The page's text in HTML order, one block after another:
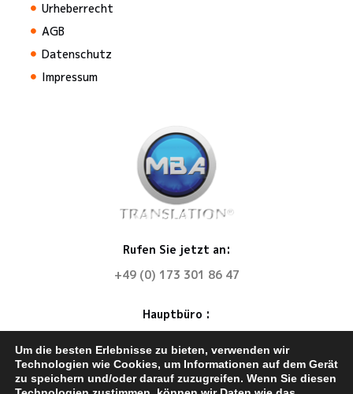
Urheberrecht
AGB
Datenschutz
Impressum
Rufen Sie jetzt an:
+49 (0) 173 301 86 47
Hauptbüro :
MBA Translation
67585 Dorn-Dürkheim
E-Mail. info@mba-translation.com
Um die besten Erlebnisse zu bieten, verwenden wir
Technologien wie Cookies, um Informationen auf dem Gerät
zu speichern und/oder darauf zuzugreifen. Wenn Sie diesen